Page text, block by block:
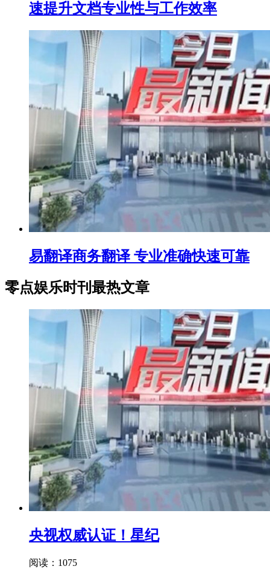
速提升文档专业性与工作效率
易翻译商务翻译 专业准确快速可靠
零点娱乐时刊最热文章
央视权威认证！星纪
阅读：1075